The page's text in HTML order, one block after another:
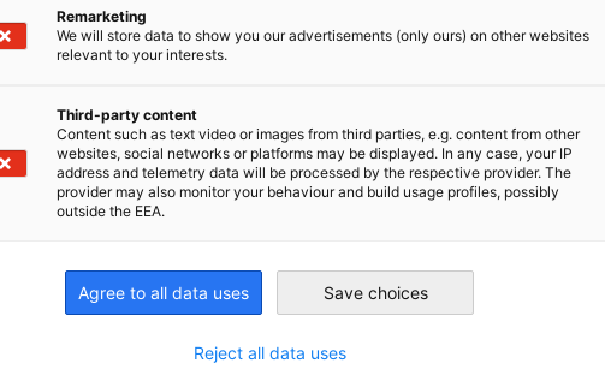
Management
+86-10-6539-6688
Remarketing
We will store data to show you our advertisements (only ours) on other websites
relevant to your interests.
Third-party content
Content such as text video or images from third parties, e.g. content from other
websites, social networks or platforms may be displayed. In any case, your IP
address and telemetry data will be processed by the respective provider. The
provider may also monitor your behaviour and build usage profiles, possibly
outside the EEA.
Agree to all data uses Save choices
Reject all data uses